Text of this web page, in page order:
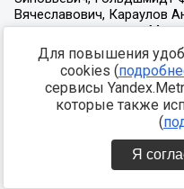
Для повышения
cookies (
сервисы
которые также
(
Я